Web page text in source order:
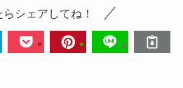
シェアしてね！